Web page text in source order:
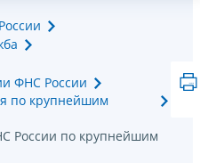
ФНС России
по крупнейшим
России по крупнейшим